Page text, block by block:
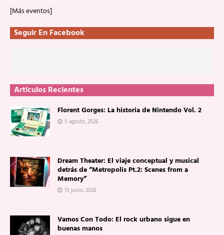
[Más eventos]
Seguir En Facebook
Artículos Recientes
Florent Gorges: La historia de Nintendo Vol. 2
5 agosto, 2026
Dream Theater: El viaje conceptual y musical
detrás de “Metropolis Pt.2: Scenes from a
Memory”
15 junio, 2026
Vamos Con Todo: El rock urbano sigue en
buenas manos